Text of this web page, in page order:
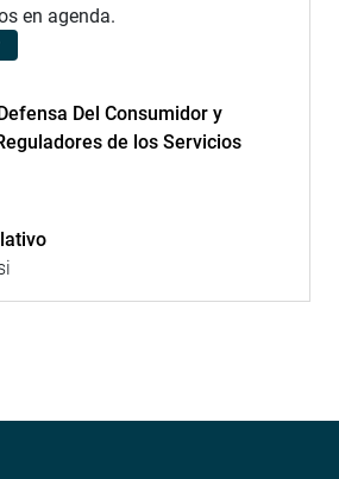
en agenda.
Del Consumidor y
de los Servicios